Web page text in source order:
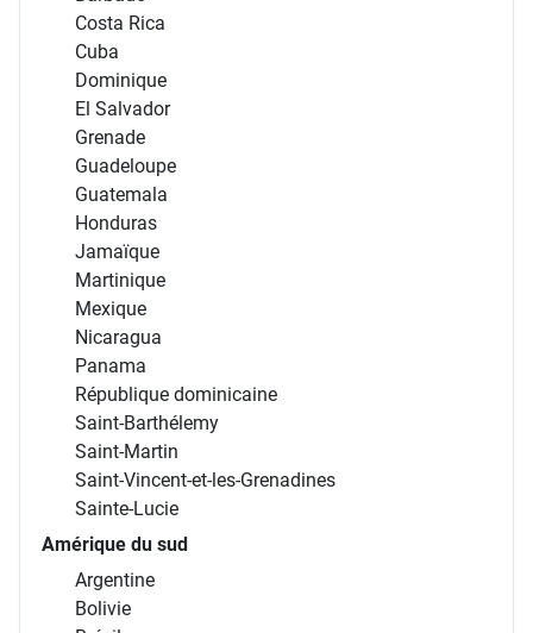
Costa Rica
Cuba
Dominique
El Salvador
Grenade
Guadeloupe
Guatemala
Honduras
Jamaïque
Martinique
Mexique
Nicaragua
Panama
République dominicaine
Saint-Barthélemy
Saint-Martin
Saint-Vincent-et-les-Grenadines
Sainte-Lucie
Amérique du sud
Argentine
Bolivie